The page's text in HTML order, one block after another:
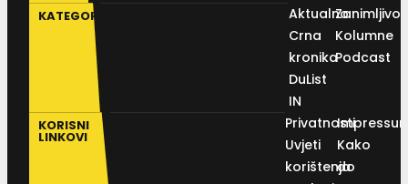
KATEGORIJE
Aktualno
Crna
kronika
DuList
IN
Kolumne
Podcast
KORISNI
LINKOVI
Privatnosti
Uvjeti
korištenja
Kako
do